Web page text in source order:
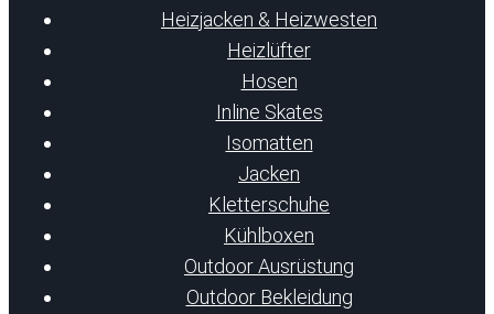
Heizjacken & Heizwesten
Heizlüfter
Hosen
Inline Skates
Isomatten
Jacken
Kletterschuhe
Kühlboxen
Outdoor Ausrüstung
Outdoor Bekleidung